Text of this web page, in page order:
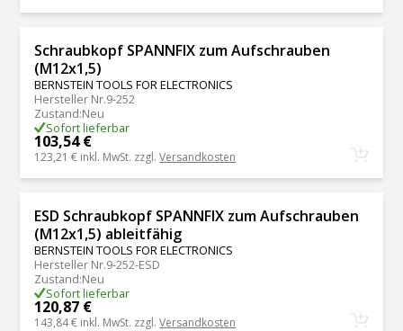
Schraubkopf SPANNFIX zum Aufschrauben
(M12x1,5)
BERNSTEIN TOOLS FOR ELECTRONICS
Hersteller Nr.9-252
Zustand:Neu
Sofort lieferbar
103,54 €
123,21 € inkl. MwSt. zzgl.Versandkosten
ESD Schraubkopf SPANNFIX zum Aufschrauben
(M12x1,5) ableitfähig
BERNSTEIN TOOLS FOR ELECTRONICS
Hersteller Nr.9-252-ESD
Zustand:Neu
Sofort lieferbar
120,87 €
143,84 € inkl. MwSt. zzgl.Versandkosten